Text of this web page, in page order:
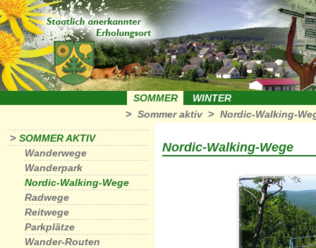
SOMMER WINTER
> Sommer aktiv > Nordic-Walking-
> SOMMER AKTIV
Wanderwege
Wanderpark
Nordic-Walking-Wege
Radwege
Reitwege
Parkplätze
Wander-Routen
Nordic-Walking-Wege